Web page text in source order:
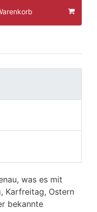
was es mit
Karfreitag, Ostern
bekannte